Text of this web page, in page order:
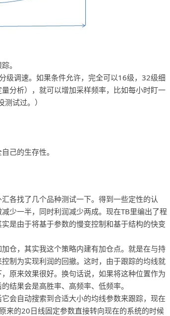
。
级调速。如果条件允许，完全可以16级，32级细
分析），就可以增加采样频率，比如每小时盯一
试过。）
己的生存性。
各找了几个品种测试一下。得到一些定性的认
少一半，同时利润减少两成。现在TB里编出了程
是由于将基于参数的慢变控制和基于结构的快变
仓，其实我这个策略内建有加仓点。就是在与持
制为实现利润的回撤。这时，由于跟踪的均线就
原来效果很好。换句话说，如果将这种位置作为
结果会是高胜率、高频率、低频率。
会自动搜索到合适大小的均线参数来跟踪，现在
来的20日线固定参数直接转向现在的系统的时候